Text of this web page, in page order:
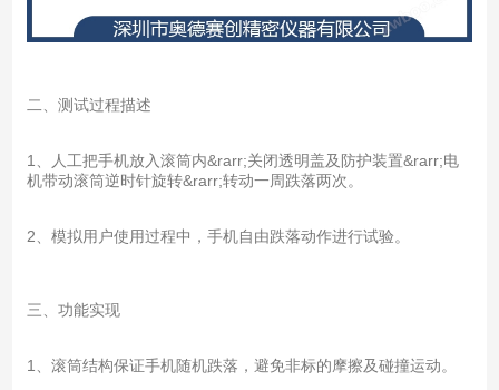
二、测试过程描述
1、人工把手机放入滚筒内&rarr;关闭透明盖及防护装置&rarr;电
机带动滚筒逆时针旋转&rarr;转动一周跌落两次。
2、模拟用户使用过程中，手机自由跌落动作进行试验。
三、功能实现
1、滚筒结构保证手机随机跌落，避免非标的摩擦及碰撞运动。